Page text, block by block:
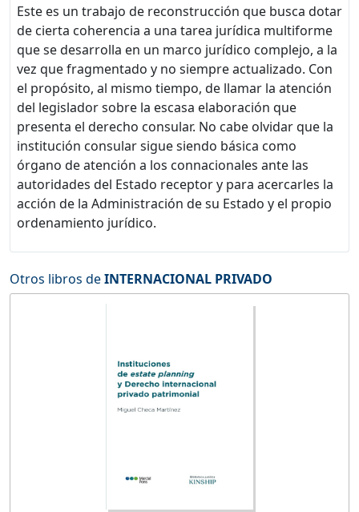
Este es un trabajo de reconstrucción que busca dotar
de cierta coherencia a una tarea jurídica multiforme
que se desarrolla en un marco jurídico complejo, a la
vez que fragmentado y no siempre actualizado. Con
el propósito, al mismo tiempo, de llamar la atención
del legislador sobre la escasa elaboración que
presenta el derecho consular. No cabe olvidar que la
institución consular sigue siendo básica como
órgano de atención a los connacionales ante las
autoridades del Estado receptor y para acercarles la
acción de la Administración de su Estado y el propio
ordenamiento jurídico.
Otros libros deINTERNACIONAL PRIVADO